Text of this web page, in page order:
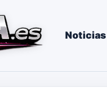
Noticias